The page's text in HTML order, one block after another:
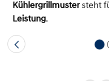
Kühlergrillmustersteht
Leistung.